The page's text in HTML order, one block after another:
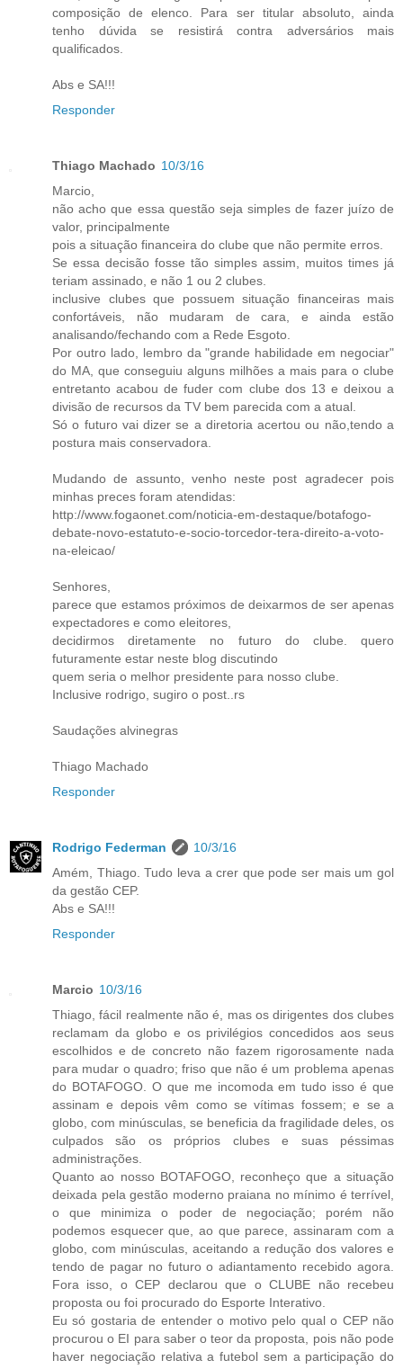
composição de elenco. Para ser titular absoluto, ainda
tenho dúvida se resistirá contra adversários mais
qualificados.
Abs e SA!!!
Responder
Thiago Machado 10/3/16
Marcio,
não acho que essa questão seja simples de fazer juízo de
valor, principalmente
pois a situação financeira do clube que não permite erros.
Se essa decisão fosse tão simples assim, muitos times já
teriam assinado, e não 1 ou 2 clubes.
inclusive clubes que possuem situação financeiras mais
confortáveis, não mudaram de cara, e ainda estão
analisando/fechando com a Rede Esgoto.
Por outro lado, lembro da "grande habilidade em negociar"
do MA, que conseguiu alguns milhões a mais para o clube
entretanto acabou de fuder com clube dos 13 e deixou a
divisão de recursos da TV bem parecida com a atual.
Só o futuro vai dizer se a diretoria acertou ou não,tendo a
postura mais conservadora.
Mudando de assunto, venho neste post agradecer pois
minhas preces foram atendidas:
http://www.fogaonet.com/noticia-em-destaque/botafogo-
debate-novo-estatuto-e-socio-torcedor-tera-direito-a-voto-
na-eleicao/
Senhores,
parece que estamos próximos de deixarmos de ser apenas
expectadores e como eleitores,
decidirmos diretamente no futuro do clube. quero
futuramente estar neste blog discutindo
quem seria o melhor presidente para nosso clube.
Inclusive rodrigo, sugiro o post..rs
Saudações alvinegras
Thiago Machado
Responder
Rodrigo Federman
10/3/16
Amém, Thiago. Tudo leva a crer que pode ser mais um gol
da gestão CEP.
Abs e SA!!!
Responder
Marcio 10/3/16
Thiago, fácil realmente não é, mas os dirigentes dos clubes
reclamam da globo e os privilégios concedidos aos seus
escolhidos e de concreto não fazem rigorosamente nada
para mudar o quadro; friso que não é um problema apenas
do BOTAFOGO. O que me incomoda em tudo isso é que
assinam e depois vêm como se vítimas fossem; e se a
globo, com minúsculas, se beneficia da fragilidade deles, os
culpados são os próprios clubes e suas péssimas
administrações.
Quanto ao nosso BOTAFOGO, reconheço que a situação
deixada pela gestão moderno praiana no mínimo é terrível,
o que minimiza o poder de negociação; porém não
podemos esquecer que, ao que parece, assinaram com a
globo, com minúsculas, aceitando a redução dos valores e
tendo de pagar no futuro o adiantamento recebido agora.
Fora isso, o CEP declarou que o CLUBE não recebeu
proposta ou foi procurado do Esporte Interativo.
Eu só gostaria de entender o motivo pelo qual o CEP não
procurou o EI para saber o teor da proposta, pois não pode
haver negociação relativa a futebol sem a participação do